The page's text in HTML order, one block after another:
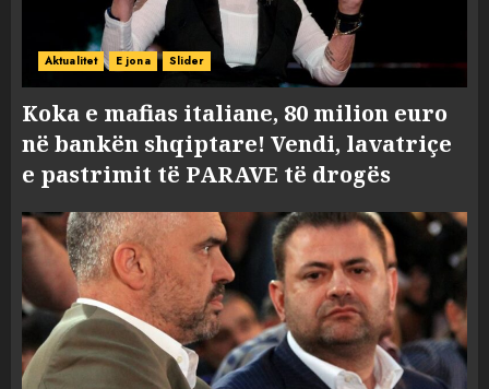
Aktualitet E jona Slider
Koka e mafias italiane, 80 milion euro
në bankën shqiptare! Vendi, lavatriçe
e pastrimit të PARAVE të drogës